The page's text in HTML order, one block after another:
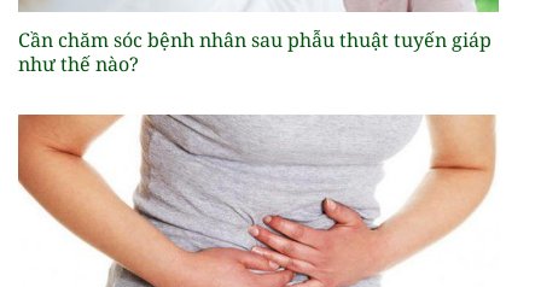
Cần chăm sóc bệnh nhân sau phẫu thuật tuyến giáp
như thế nào?